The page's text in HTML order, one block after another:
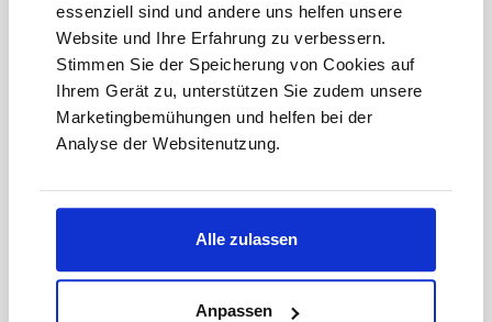
essenziell sind und andere uns helfen unsere
Website und Ihre Erfahrung zu verbessern.
Stimmen Sie der Speicherung von Cookies auf
Ihrem Gerät zu, unterstützen Sie zudem unsere
Marketingbemühungen und helfen bei der
Analyse der Websitenutzung.
Alle zulassen
Anpassen
Bitte geben Sie die abgebildeten Zeichen ein*
Mit der Anmeldung akzeptieren Sie unsere